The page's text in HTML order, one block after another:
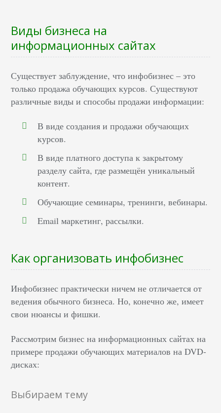
Виды бизнеса на
информационных сайтах
Существует заблуждение, что инфобизнес – это
только продажа обучающих курсов. Существуют
различные виды и способы продажи информации:
В виде создания и продажи обучающих
курсов.
В виде платного доступа к закрытому
разделу сайта, где размещён уникальный
контент.
Обучающие семинары, тренинги, вебинары.
Email маркетинг, рассылки.
Как организовать инфобизнес
Инфобизнес практически ничем не отличается от
ведения обычного бизнеса. Но, конечно же, имеет
свои нюансы и фишки.
Рассмотрим бизнес на информационных сайтах на
примере продажи обучающих материалов на DVD-
дисках:
Выбираем тему